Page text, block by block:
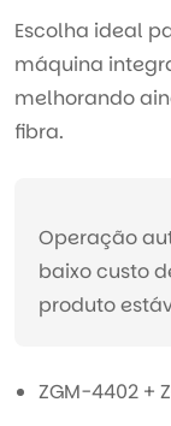
Escolha ideal
máquina
melhorando
fibra.
Operação
baixo custo
produto
ZGM-4402 +